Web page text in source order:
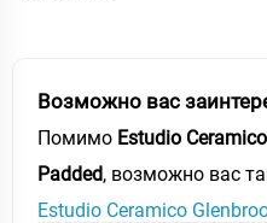
Возможно вас
Помимо Estudio
Padded, возможно вас
Estudio Ceramico